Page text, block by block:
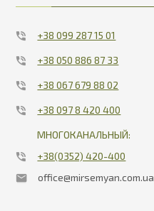
+38 099 287 15 01
+38 050 886 87 33
+38 067 679 88 02
+38 097 8 420 400
МНОГОКАНАЛЬНЫЙ:
+38(0352) 420-400
office@mirsemyan.com.ua